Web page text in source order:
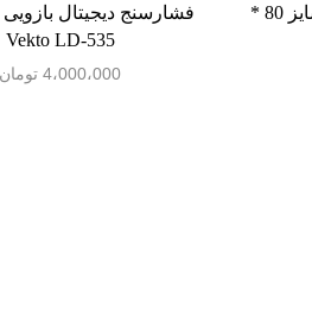
تشکچه برقی سلدوز ایرانی ST سایز 80 *
فشارسنج دیجیتال
Vekto LD-535
4،000،000 تومان